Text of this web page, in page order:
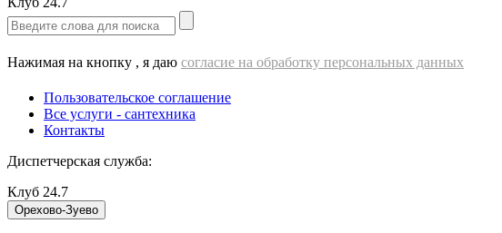
Нажимая на кнопку , я даю согласие на обработку персональных данных
Пользовательское соглашение
Все услуги - cантехника
Контакты
Диспетчерская служба:
Клуб 24.7
Орехово-Зуево